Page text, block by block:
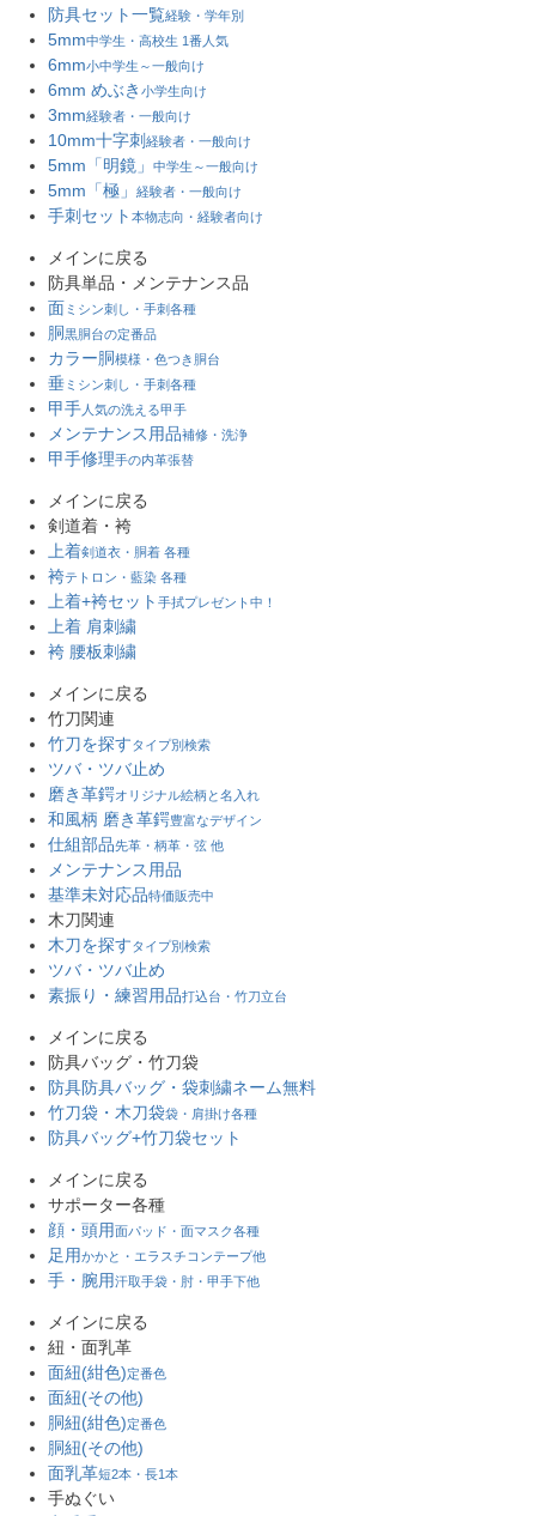
防具セット一覧経験・学年別
5mm中学生・高校生 1番人気
6mm小中学生～一般向け
6mm めぶき 小学生向け
3mm経験者・一般向け
10mm十字刺 経験者・一般向け
5mm「明鏡」 中学生～一般向け
5mm「極」 経験者・一般向け
手刺セット 本物志向・経験者向け
メインに戻る
防具単品・メンテナンス品
面 ミシン刺し・手刺各種
胴黒胴台の定番品
カラー胴模様・色つき胴台
垂 ミシン刺し・手刺各種
甲手 人気の洗える甲手
メンテナンス用品補修・洗浄
甲手修理手の内革張替
メインに戻る
剣道着・袴
上着剣道衣・胴着 各種
袴テトロン・藍染 各種
上着+袴セット 手拭プレゼント中！
上着 肩刺繍
袴 腰板刺繍
メインに戻る
竹刀関連
竹刀を探すタイプ別検索
ツバ・ツバ止め
磨き革鍔オリジナル絵柄と名入れ
和風柄 磨き革鍔豊富なデザイン
仕組部品先革・柄革・弦 他
メンテナンス用品
基準未対応品特価販売中
木刀関連
木刀を探すタイプ別検索
ツバ・ツバ止め
素振り・練習用品打込台・竹刀立台
メインに戻る
防具バッグ・竹刀袋
防具防具バッグ・袋刺繍ネーム無料
竹刀袋・木刀袋袋・肩掛け各種
防具バッグ+竹刀袋セット
メインに戻る
サポーター各種
顔・頭用面パッド・面マスク各種
足用かかと・エラスチコンテープ他
手・腕用汗取手袋・肘・甲手下他
メインに戻る
紐・面乳革
面紐(紺色)定番色
面紐(その他)
胴紐(紺色)定番色
胴紐(その他)
面乳革短2本・長1本
手ぬぐい